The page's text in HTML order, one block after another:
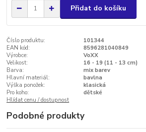
Přidat do košíku
Číslo produktu:
101344
EAN kód:
8596281040849
Výrobce:
VoXX
Velikost:
16 - 19 (11 - 13 cm)
Barva:
mix barev
Hlavní materiál:
bavlna
Výška ponožek:
klasická
Pro koho:
dětské
Hlídat cenu / dostupnost
Podobné produkty